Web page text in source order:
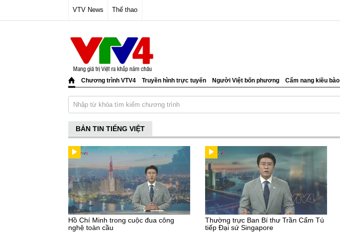
VTV News Thể thao
Chương trình VTV4 Truyền hình trực tuyến Người Việt bốn phương Cẩm nang kiều bào
BẢN TIN TIẾNG VIỆT
Hồ Chí Minh trong cuộc đua công
nghệ toàn cầu
Thường trực Ban Bí thư Trần Cẩm Tú
tiếp Đại sứ Singapore